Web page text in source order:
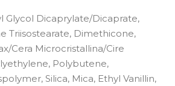
Glycol Dicaprylate/Dicaprate,
Triisostearate, Dimethicone,
Cera Microcristallina/Cire
Polybutene,
Silica, Mica, Ethyl Vanillin,